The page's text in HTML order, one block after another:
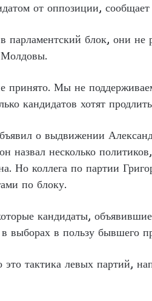
от оппозиции, сообщает
парламентский блок, они
принято. Мы не
кандидатов хотят
о выдвижении
назвал несколько
Но коллега по партии
по блоку.
кандидаты,
в выборах в пользу бывшего
тактика левых партий,